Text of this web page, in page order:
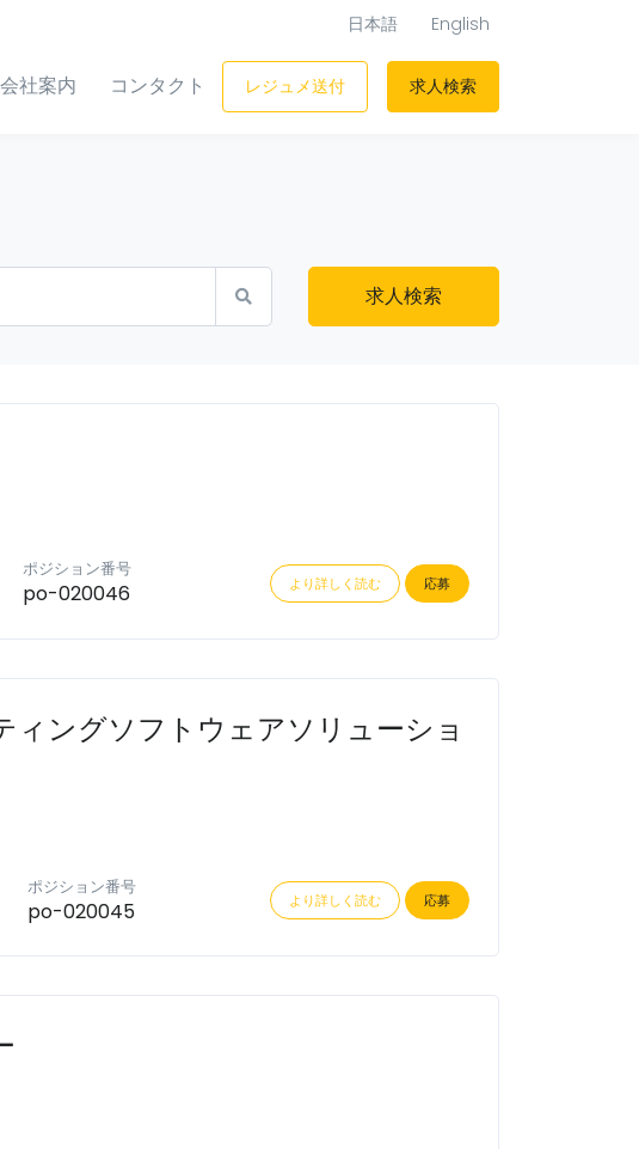
日本語 English
会社案内 コンタクト レジュメ送付 求人検索
求人検索
ポジション番号
po-020046 より詳しく読む 応募
ングソフトウェアソリューショ
ポジション番号
po-020045 より詳しく読む 応募